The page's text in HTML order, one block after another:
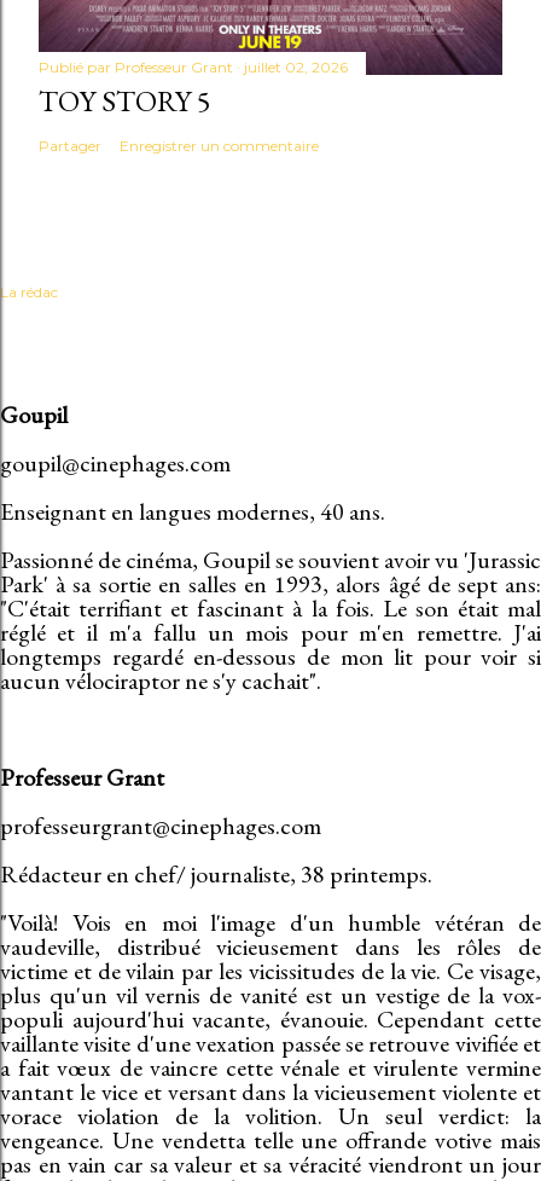
Publié par Professeur Grant juillet 02, 2026
TOY STORY 5
Partager Enregistrer un commentaire
La rédac
Goupil
goupil@cinephages.com
Enseignant en langues modernes, 40 ans.
Passionné de cinéma, Goupil se souvient avoir vu 'Jurassic
Park' à sa sortie en salles en 1993, alors âgé de sept ans:
"C'était terrifiant et fascinant à la fois. Le son était mal
réglé et il m'a fallu un mois pour m'en remettre. J'ai
longtemps regardé en-dessous de mon lit pour voir si
aucun vélociraptor ne s'y cachait".
Professeur Grant
professeurgrant@cinephages.com
Rédacteur en chef/ journaliste, 38 printemps.
"Voilà! Vois en moi l'image d'un humble vétéran de
vaudeville, distribué vicieusement dans les rôles de
victime et de vilain par les vicissitudes de la vie. Ce visage,
plus qu'un vil vernis de vanité est un vestige de la vox-
populi aujourd'hui vacante, évanouie. Cependant cette
vaillante visite d'une vexation passée se retrouve vivifiée et
a fait vœux de vaincre cette vénale et virulente vermine
vantant le vice et versant dans la vicieusement violente et
vorace violation de la volition. Un seul verdict: la
vengeance. Une vendetta telle une offrande votive mais
pas en vain car sa valeur et sa véracité viendront un jour